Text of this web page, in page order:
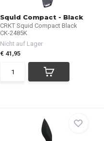
Squid Compact - Black
CRKT Squid Compact Black
CK-2485K
Nicht auf Lager
€ 41,95